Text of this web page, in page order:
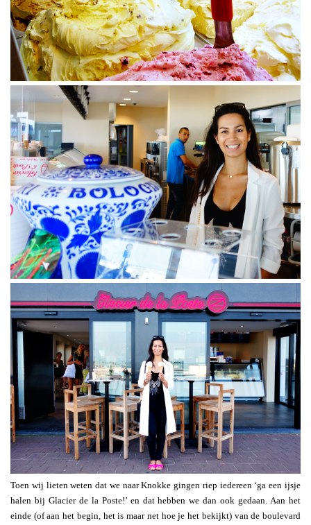
Toen wij lieten weten dat we naar Knokke gingen riep iedereen ‘ga een ijsje
halen bij Glacier de la Poste!’ en dat hebben we dan ook gedaan. Aan het
einde (of aan het begin, het is maar net hoe je het bekijkt) van de boulevard